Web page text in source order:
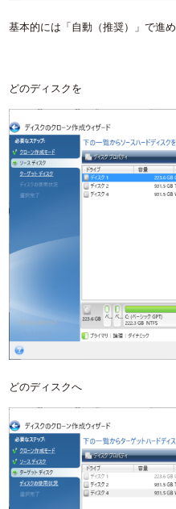
基本的には「自動（推奨）」で進
どのディスクを
どのディスクへ